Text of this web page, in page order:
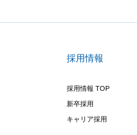
採用情報
採用情報 TOP
新卒採用
キャリア採用